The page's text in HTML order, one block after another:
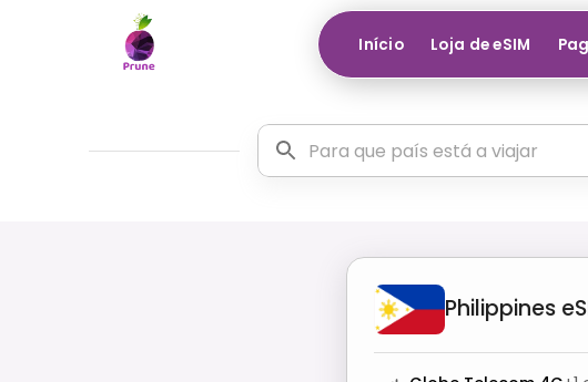
Início Loja de eSIM
Philippines